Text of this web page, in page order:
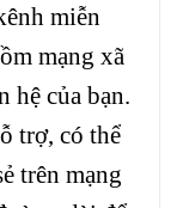
miễn
mạng xã
hệ của bạn.
trợ, có thể
trên mạng